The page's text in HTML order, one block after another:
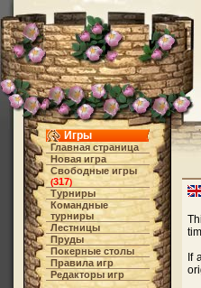
Игры
Главная страница
Новая игра
Свободные игры
(317)
Турниры
Командные
турниры
Лестницы
Пруды
Покерные столы
Правила игр
Редакторы игр
If